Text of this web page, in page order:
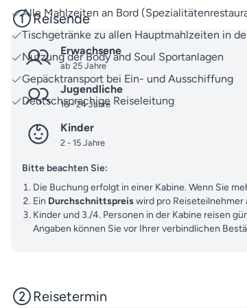
Alle Mahlzeiten an Bord
Tischgetränke zu allen Hauptmahlzeiten in
Nutzung der Body and Soul Sportanlagen
Gepäcktransport bei Ein- und Ausschiffung
Deutschsprachige Reiseleitung
Reisende
Erwachsene
ab 25 Jahre
Jugendliche
16 - 24 Jahre
Kinder
2 - 15 Jahre
Bitte beachten Sie:
Die Buchung erfolgt in einer Kabine. Wenn Sie
Ein Durchschnittspreiswird pro Reiseteilnehmer
Kinder und 3./4. Personen in der Kabine reisen
Angaben können Sie vor Ihrer verbindlichen
Reisetermin